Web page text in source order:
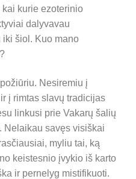
kurie ezoterinio
dalyvavau
šiol. Kuo mano
Nesiremiu į
į rimtas slavų tradicijas
linkusi prie Vakarų šalių
Nelaikau savęs visiškai
myliu tai, ką
keistesnio įvykio iš karto
ir pernelyg mistifikuoti.